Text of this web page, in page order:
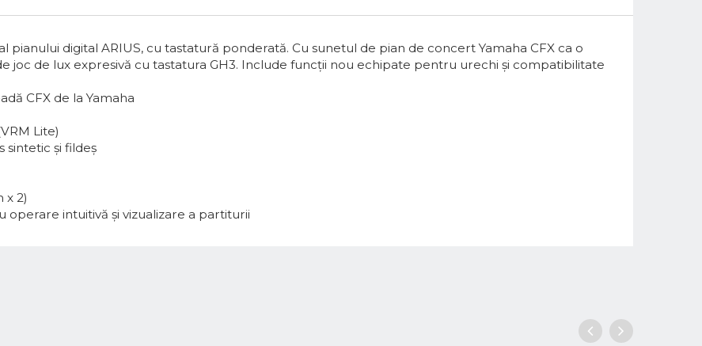
pianului digital ARIUS, cu tastatură ponderată. Cu sunetul de pian de concert Yamaha CFX ca o
joc de lux expresivă cu tastatura GH3. Include funcții nou echipate pentru urechi și compatibilitate
CFX de la Yamaha
Lite)
sintetic și fildeș
x 2)
operare intuitivă și vizualizare a partiturii